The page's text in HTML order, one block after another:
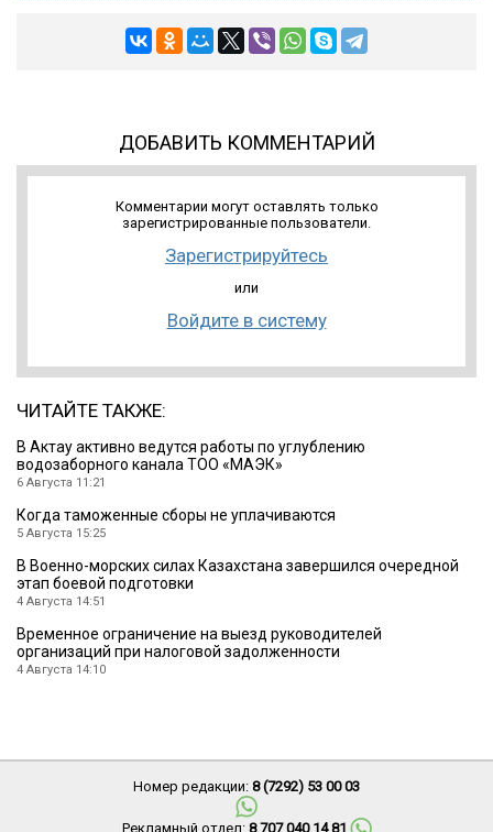
ДОБАВИТЬ КОММЕНТАРИЙ
Комментарии могут оставлять только
зарегистрированные пользователи.
Зарегистрируйтесь
или
Войдите в систему
ЧИТАЙТЕ ТАКЖЕ:
В Актау активно ведутся работы по углублению
водозаборного канала ТОО «МАЭК»
6 Августа 11:21
Когда таможенные сборы не уплачиваются
5 Августа 15:25
В Военно-морских силах Казахстана завершился очередной
этап боевой подготовки
4 Августа 14:51
Временное ограничение на выезд руководителей
организаций при налоговой задолженности
4 Августа 14:10
Номер редакции: 8 (7292) 53 00 03